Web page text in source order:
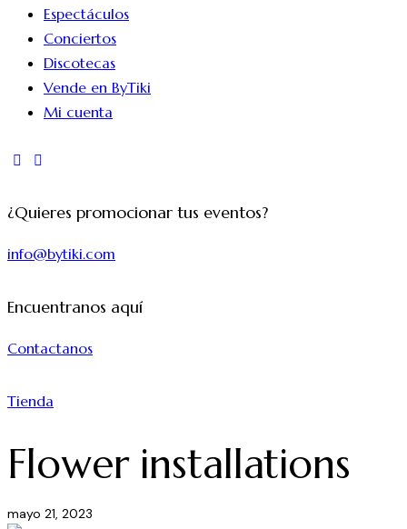
Espectáculos
Conciertos
Discotecas
Vende en ByTiki
Mi cuenta
¿Quieres promocionar tus eventos?
info@bytiki.com
Encuentranos aquí
Contactanos
Tienda
Flower installations
mayo 21, 2023